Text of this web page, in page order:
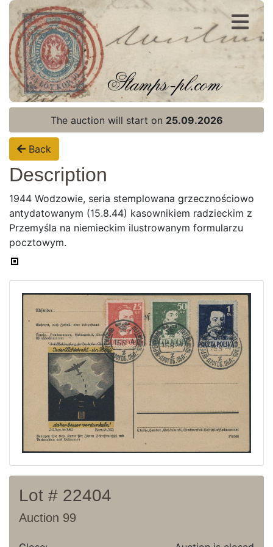
Register
Login
Current auction
Recent result
Archive
Regulation
Contact
The auction will start on 25.09.2026
Back
Description
1944 Wodzowie, seria stemplowana grzecznościowo
antydatowanym (15.8.44) kasownikiem radzieckim z
Przemyśla na niemieckim ilustrowanym formularzu
pocztowym.
Lot # 22404
Auction 99